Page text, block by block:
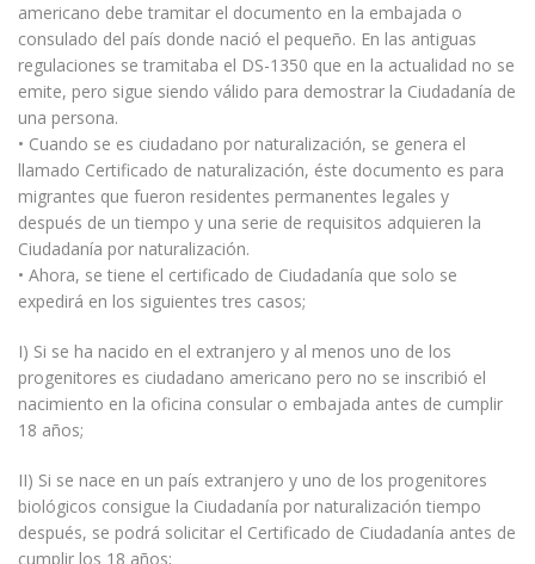
americano debe tramitar el documento en la embajada o
consulado del país donde nació el pequeño. En las antiguas
regulaciones se tramitaba el DS-1350 que en la actualidad no se
emite, pero sigue siendo válido para demostrar la Ciudadanía de
una persona.
• Cuando se es ciudadano por naturalización, se genera el
llamado Certificado de naturalización, éste documento es para
migrantes que fueron residentes permanentes legales y
después de un tiempo y una serie de requisitos adquieren la
Ciudadanía por naturalización.
• Ahora, se tiene el certificado de Ciudadanía que solo se
expedirá en los siguientes tres casos;
I) Si se ha nacido en el extranjero y al menos uno de los
progenitores es ciudadano americano pero no se inscribió el
nacimiento en la oficina consular o embajada antes de cumplir
18 años;
II) Si se nace en un país extranjero y uno de los progenitores
biológicos consigue la Ciudadanía por naturalización tiempo
después, se podrá solicitar el Certificado de Ciudadanía antes de
cumplir los 18 años;